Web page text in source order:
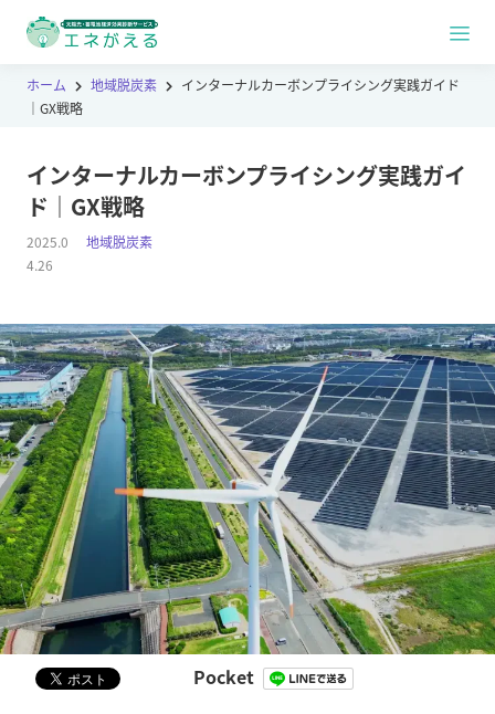
ホーム 地域脱炭素
インターナルカーボンプライシング実践ガイド
｜GX戦略
インターナルカーボンプライシング実践ガイ
ド｜GX戦略
地域脱炭素
2025.0
4.26
Pocket